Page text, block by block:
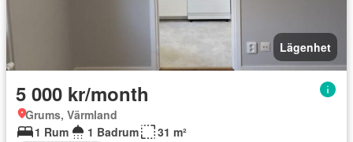
Lägenhet
5 000 kr/month
Grums, Värmland
1 Rum
1 Badrum
31 m²